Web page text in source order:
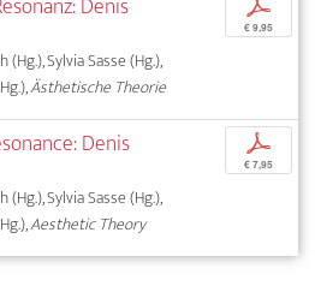
Sylvia Sasse (Hg.),
Ästhetische Theorie
p
€ 9,95
Denis
Sylvia Sasse (Hg.),
Aesthetic Theory
p
€ 7,95